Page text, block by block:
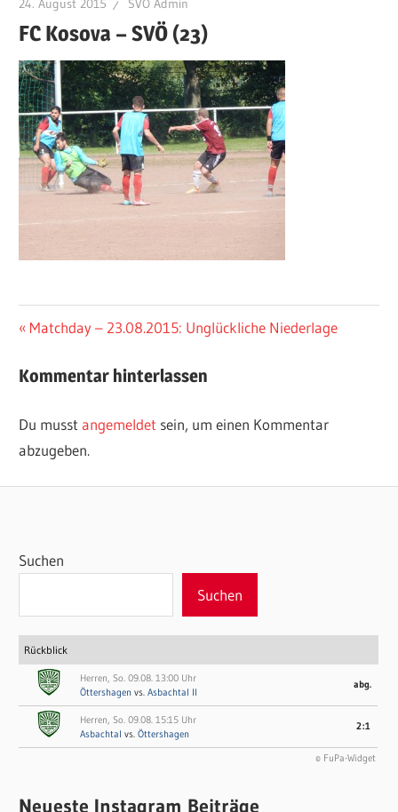
24. August 2015 SVÖ Admin
FC Kosova – SVÖ (23)
Beitragsnavigation
Vorheriger
Matchday – 23.08.2015: Unglückliche Niederlage
Kommentar hinterlassen
Du musstangemeldet sein, um einen Kommentar
abzugeben.
Suchen
Suchen
Rückblick
Herren, So. 09.08. 13:00 Uhr
Öttershagenvs.Asbachtal II
abg.
Herren, So. 09.08. 15:15 Uhr
Asbachtal vs.Öttershagen
2:1
© FuPa-Widget
Neueste Instagram Beiträge